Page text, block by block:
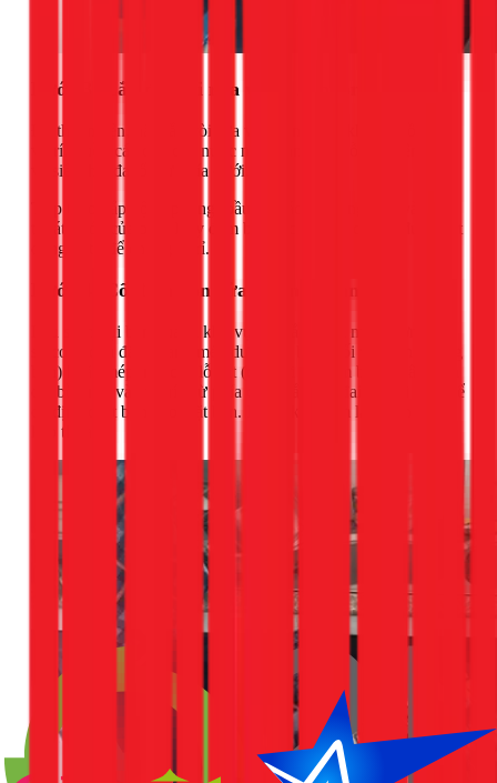
Bước 3: Lắp đặt vòi rửa và bộ xi phông
Để thuận tiện, hãy lắp vòi rửa vào bồn trước khi đặt bồn vào
vị trí. Luồn các dây cấp nước nóng/lạnh qua lỗ chờ trên bồn
và siết chặt đai ốc từ phía dưới.
Tiếp theo, lắp bộ xi phông (bầu lọc rác, các ống nối) vào lỗ
thoát nước của bồn. Hãy đảm bảo các gioăng cao su được đặt
đúng vị trí để chống rò rỉ.
Bước 4: Cố định bồn rửa vào mặt bàn
Lau sạch bụi bẩn quanh khu vực lỗ cắt. Bơm một đường keo
silicone đều đặn quanh mép dưới của bồn (đối với bồn dương
bàn) hoặc mép trên của lỗ cắt (đối với bồn âm bàn). Cẩn thận
đặt bồn rửa vào vị trí. Từ phía dưới, lắp các đai kẹp đi kèm để
cố định chặt bồn vào mặt bàn. Dùng khăn ẩm lau sạch phần
keo thừa.